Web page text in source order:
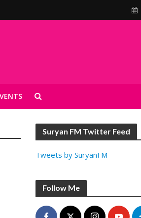
Suryan FM Twitter Feed
Tweets by SuryanFM
Follow Me